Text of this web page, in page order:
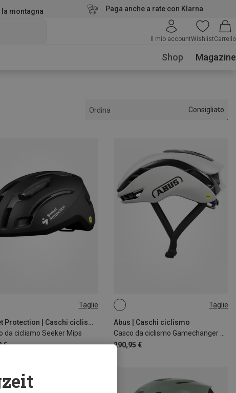
montagna Paga anche a rate con Klarna
Il mio accountWishlistCarrello
Shop Magazine
Ordina Consigliato
Taglie
Sweet Protection | Caschi ciclismo
da ciclismo Seeker Mips
€
Taglie
Abus | Caschi ciclismo
290,95 €
54-58CM